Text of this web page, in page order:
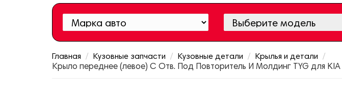
Главная Кузовные запчасти Кузовные детали Крылья и детали
Крыло переднее (левое) С Отв. Под Повторитель И Молдинг TYG для